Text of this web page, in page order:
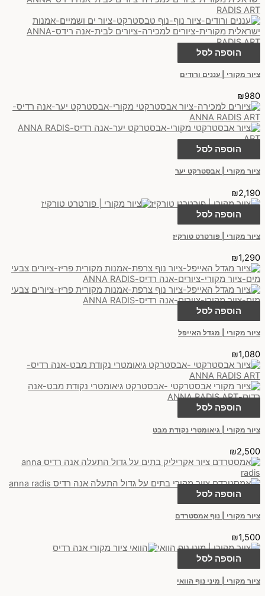
הוספה לסל
ציור מקורי | עננים ורודים
₪980
הוספה לסל
ציור מקורי | אבסטרקט יער
₪2,190
הוספה לסל
ציור מקורי | פורטרט טורקיז
₪1,290
הוספה לסל
ציור מקורי | מגדל האייפל
₪1,080
הוספה לסל
ציור מקורי | גיאומטרי נקודת מבט
₪2,500
הוספה לסל
ציור מקורי | נוף אמסטרדם
₪1,500
הוספה לסל
ציור מקורי | מיני נוף הוואי